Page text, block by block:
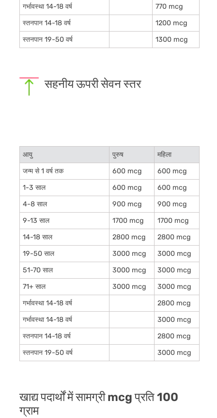
गर्भावस्था 14-18 वर्ष
770 mcg
स्तनपान 14-18 वर्ष
1200 mcg
स्तनपान 19-50 वर्ष
1300 mcg
सहनीय ऊपरी सेवन स्तर
आयु पुरुष
महिला
जन्म से 1 वर्ष तक
600 mcg
600 mcg
1-3 साल
600 mcg
600 mcg
4-8 साल
900 mcg
900 mcg
9-13 साल
1700 mcg
1700 mcg
14-18 साल
2800 mcg
2800 mcg
19-50 साल
3000 mcg
3000 mcg
51-70 साल
3000 mcg
3000 mcg
71+ साल
3000 mcg
3000 mcg
गर्भावस्था 14-18 वर्ष
2800 mcg
गर्भावस्था 14-18 वर्ष
3000 mcg
स्तनपान 14-18 वर्ष
2800 mcg
स्तनपान 19-50 वर्ष
3000 mcg
खाद्य पदार्थों में सामग्री mcg प्रति 100
ग्राम